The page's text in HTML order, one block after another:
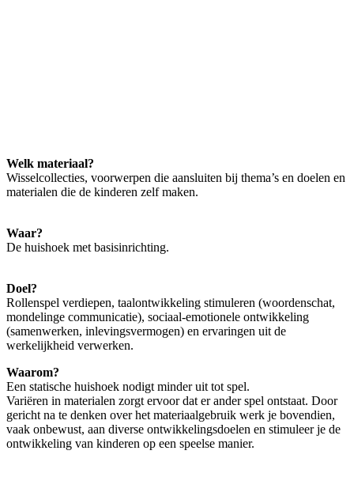
Welk materiaal?
Wisselcollecties, voorwerpen die aansluiten bij thema’s en doelen en
materialen die de kinderen zelf maken.
Waar?
De huishoek met basisinrichting.
Doel?
Rollenspel verdiepen, taalontwikkeling stimuleren (woordenschat,
mondelinge communicatie), sociaal-emotionele ontwikkeling
(samenwerken, inlevingsvermogen) en ervaringen uit de
werkelijkheid verwerken.
Waarom?
Een statische huishoek nodigt minder uit tot spel.
Variëren in materialen zorgt ervoor dat er ander spel ontstaat. Door
gericht na te denken over het materiaalgebruik werk je bovendien,
vaak onbewust, aan diverse ontwikkelingsdoelen en stimuleer je de
ontwikkeling van kinderen op een speelse manier.